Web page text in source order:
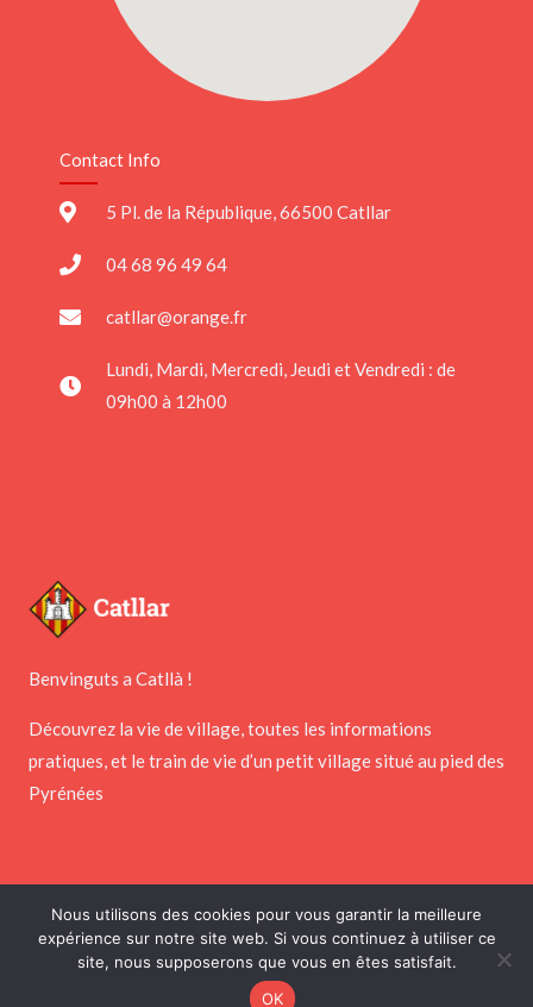
Benvinguts a Catllà !
Découvrez la vie de village, toutes les informations
pratiques, et le train de vie d’un petit village situé au pied des
Pyrénées
Contact Info
5 Pl. de la République, 66500 Catllar
04 68 96 49 64
catllar@orange.fr
Lundi, Mardi, Mercredi, Jeudi et Vendredi : de
09h00 à 12h00
Copyright © 2026 Mairie de Catllar
PointNet
Nous utilisons des cookies pour vous garantir la meilleure
expérience sur notre site web. Si vous continuez à utiliser ce
site, nous supposerons que vous en êtes satisfait.
OK